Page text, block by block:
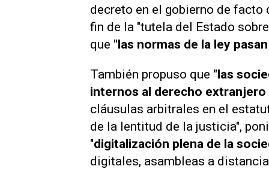
decreto en el gobierno de facto
fin de la "tutela del Estado
que "las normas de la ley
También propuso que "las
internos al derecho
cláusulas arbitrales en el
de la lentitud de la justicia",
"digitalización plena de la
digitales, asambleas a